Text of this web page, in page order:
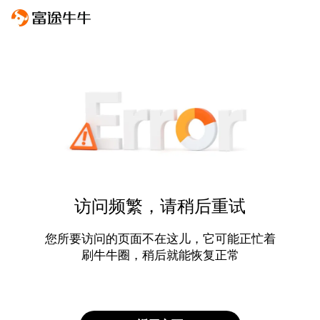
访问频繁，请稍后重试
您所要访问的页面不在这儿，它可能正忙着
刷牛牛圈，稍后就能恢复正常